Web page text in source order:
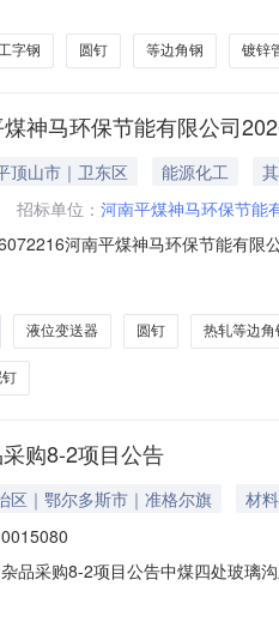
:云南优耐特经贸有限公司投标报
字钢 圆钉 等边角钢 镀锌
神马环保节能有限公司
顶山市｜卫东区 能源化工
招标单位： 河南平煤神马环保节能
河南平煤神马环保节能有
M6/258泵轴件平顶山市优源商贸
液位变送器 圆钉 热轧等边角
购8-2项目公告
区｜鄂尔多斯市｜准格尔旗
材
品采购8-2项目公告中煤四处玻璃
矿车橡胶碰头